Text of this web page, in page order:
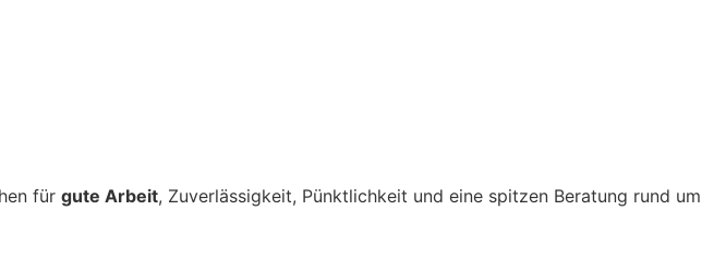
für gute Arbeit, Zuverlässigkeit, Pünktlichkeit und eine spitzen Beratung rund um